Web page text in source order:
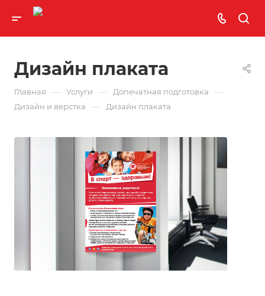
Дизайн плаката
Главная — Услуги — Допечатная подготовка —
Дизайн и верстка — Дизайн плаката